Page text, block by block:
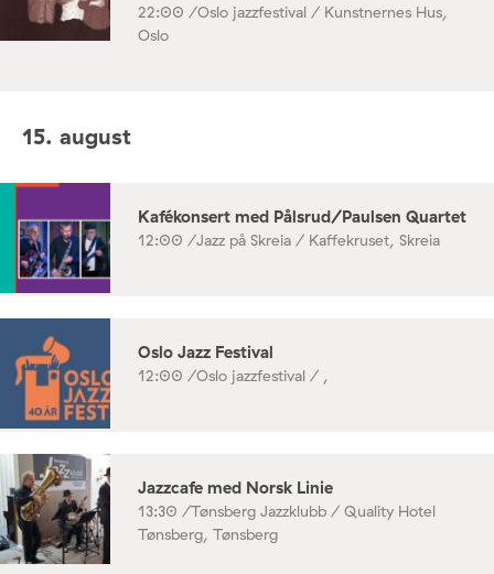
22:00 /Oslo jazzfestival / Kunstnernes Hus,
Oslo
15. august
Kafékonsert med Pålsrud/Paulsen Quartet
12:00 /Jazz på Skreia / Kaffekruset, Skreia
Oslo Jazz Festival
12:00 /Oslo jazzfestival / ,
Jazzcafe med Norsk Linie
13:30 /Tønsberg Jazzklubb / Quality Hotel
Tønsberg, Tønsberg